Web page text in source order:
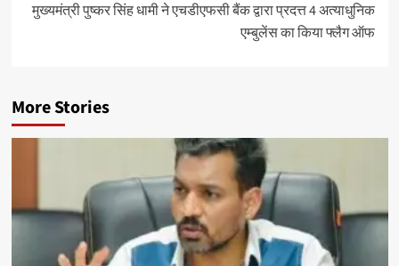
मुख्यमंत्री पुष्कर सिंह धामी ने एचडीएफसी बैंक द्वारा प्रदत्त 4 अत्याधुनिक
एम्बुलेंस का किया फ्लैग ऑफ
More Stories